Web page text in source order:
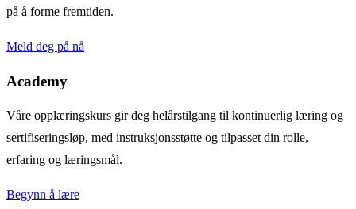
på å forme fremtiden.
Meld deg på nå
Academy
Våre opplæringskurs gir deg helårstilgang til kontinuerlig læring og
sertifiseringsløp, med instruksjonsstøtte og tilpasset din rolle,
erfaring og læringsmål.
Begynn å lære